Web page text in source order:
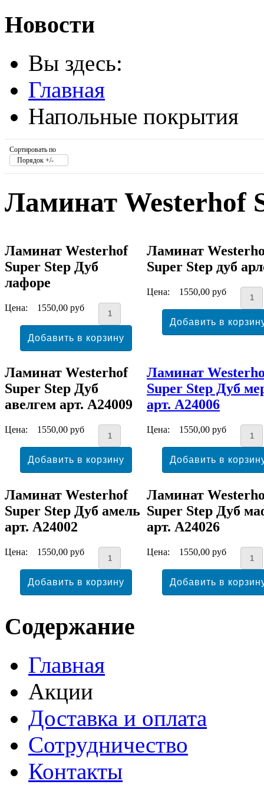
Новости
Вы здесь:
Главная
Напольные покрытия
Сортировать по
Порядок +/-
Ламинат Westerhof
Ламинат Westerhof
Super Step Дуб
лафоре
Цена: 1550,00 руб
Ламинат
Super Step дуб
Цена: 1550,00 руб
Ламинат Westerhof
Super Step Дуб
авелгем арт. А24009
Цена: 1550,00 руб
Ламинат
Super Step Дуб
арт. А24006
Цена: 1550,00 руб
Ламинат Westerhof
Super Step Дуб амель
арт. А24002
Цена: 1550,00 руб
Ламинат
Super Step Дуб
арт. А24026
Цена: 1550,00 руб
Содержание
Главная
Акции
Доставка и оплата
Сотрудничество
Контакты